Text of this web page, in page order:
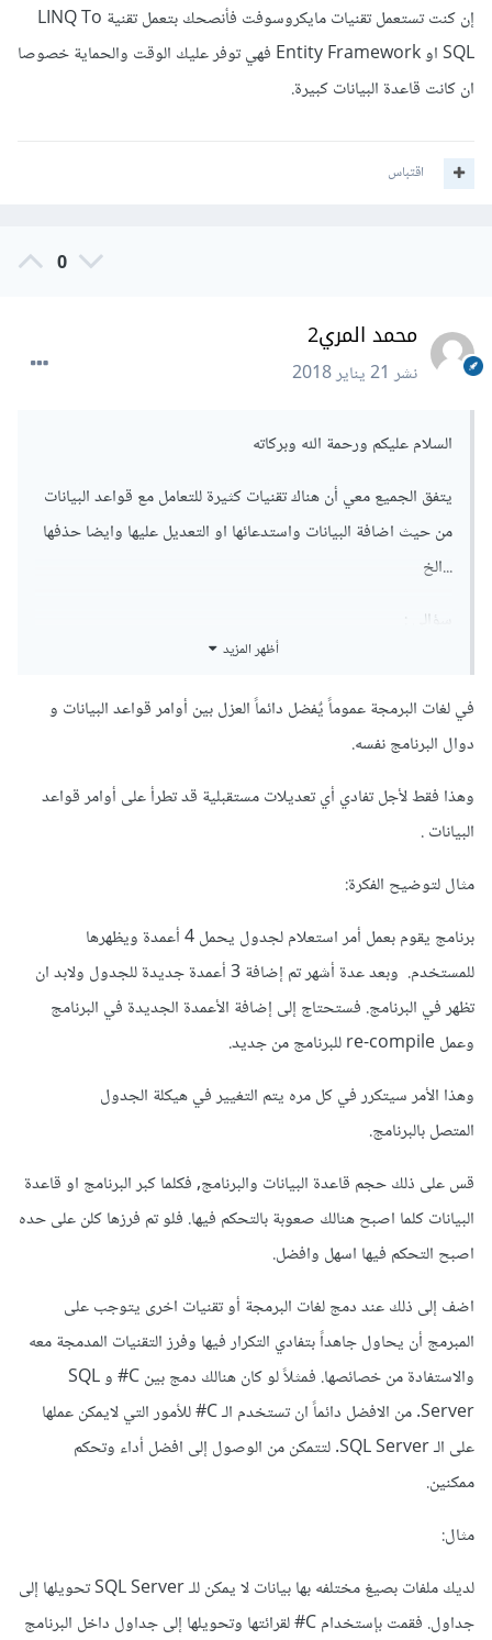
إن كنت تستعمل تقنيات مايكروسوفت فأنصحك بتعمل تقنية LINQ To
SQL او Entity Framework فهي توفر عليك الوقت والحماية خصوصا
ان كانت قاعدة البيانات كبيرة.
اقتباس
0
محمد المري2
نشر21 يناير 2018
السلام عليكم ورحمة الله وبركاته
يتفق الجميع معي أن هناك تقنيات كثيرة للتعامل مع قواعد البيانات
من حيث اضافة البيانات واستدعائها او التعديل عليها وايضا حذفها
...الخ
سؤالي :
داخل لغة البرمجة كـ code behind
الكثير ينصح بعدم استخدام مثل هذه الطريقة للأسباب التالية :
1- التعامل مع قواعد البيانات من خلال شيفرات لغة البرمجة تعتبر
طريقة قديمة ولكنها تؤدي الغرض
2- طريقة البرمجة بهذه الطريقة ضعيفة الأداء !
3- طريقة البرمجة بهذه الطريقة تسبب تعليقات في النظام (اذا كان
عدد المستخدمين للنظام كثيرون)
4- لا يمكن بناء تطبيقات كبيرة بهذه الطريقة لصعوبة التعديل على
وغير ذلك
هل من توضيح حول هذه المسألة كوني معتمد في أغلب مشاريعي
على هذه الطريقة والتي هي استخدام جمل sql بداخل الكود
البرمجة بمعنى آخر (برمجة اجرائية)
وشكرا لكم
أظهر المزيد
في لغات البرمجة عموماً يٌفضل دائماً العزل بين أوامر قواعد البيانات و
دوال البرنامج نفسه.
وهذا فقط لأجل تفادي أي تعديلات مستقبلية قد تطرأ على أوامر قواعد
البيانات .
مثال لتوضيح الفكرة:
برنامج يقوم بعمل أمر استعلام لجدول يحمل 4 أعمدة ويظهرها
للمستخدم. وبعد عدة أشهر تم إضافة 3 أعمدة جديدة للجدول ولابد ان
تظهر في البرنامج. فستحتاج إلى إضافة الأعمدة الجديدة في البرنامج
وعمل re-compile للبرنامج من جديد.
وهذا الأمر سيتكرر في كل مره يتم التغيير في هيكلة الجدول
المتصل بالبرنامج.
قس على ذلك حجم قاعدة البيانات والبرنامج, فكلما كبر البرنامج او قاعدة
البيانات كلما اصبح هنالك صعوبة بالتحكم فيها. فلو تم فرزها كلن على حده
اصبح التحكم فيها اسهل وافضل.
اضف إلى ذلك عند دمج لغات البرمجة أو تقنيات اخرى يتوجب على
المبرمج أن يحاول جاهداً بتفادي التكرار فيها وفرز التقنيات المدمجة معه
والاستفادة من خصائصها. فمثلاً لو كان هنالك دمج بين C# و SQL
Server. من الافضل دائماً ان تستخدم الـ C# للأمور التي لايمكن عملها
على الـ SQL Server. لتتمكن من الوصول إلى افضل أداء وتحكم
ممكنين.
مثال:
لديك ملفات بصيغ مختلفه بها بيانات لا يمكن للـ SQL Server تحويلها إلى
جداول. فقمت بإستخدام C# لقرائتها وتحويلها إلى جداول داخل البرنامج